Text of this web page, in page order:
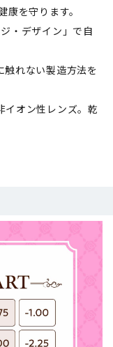
を守ります。
・デザイン」で自
れない製造方法を
オン性レンズ。乾